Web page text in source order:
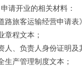
开业的相关材料：
旅客运输经营申请表
程文本；
、负责人身份证明及
产管理制度文本；